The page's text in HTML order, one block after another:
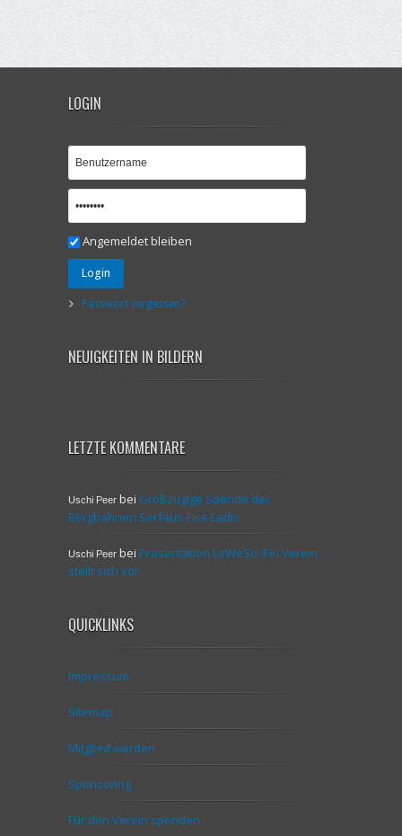
LOGIN
Angemeldet bleiben
Login
Passwort vergessen?
NEUIGKEITEN IN BILDERN
LETZTE KOMMENTARE
Uschi Peerbei Großzügige Spende der
Bergbahnen Serfaus-Fiss-Ladis
Uschi Peerbei Präsentation LeWeSo: Ein Verein
stellt sich vor
QUICKLINKS
Impressum
Sitemap
Mitglied werden
Sponsoring
Für den Verein spenden